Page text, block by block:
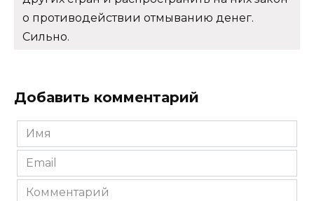
о противодействии отмыванию денег.
Сильно.
Добавить комментарий
Имя
*
Email
*
Комментарий